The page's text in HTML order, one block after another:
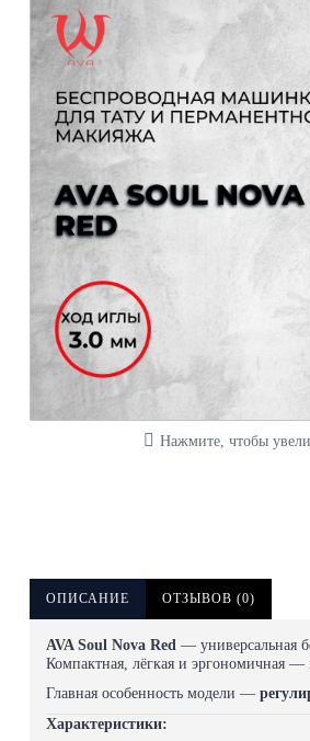
Нажмите, чтобы
ОПИСАНИЕ ОТЗЫВОВ (0)
AVA Soul Nova Red — универсальная
Компактная, лёгкая и эргономичная —
Главная особенность модели —
Характеристики: